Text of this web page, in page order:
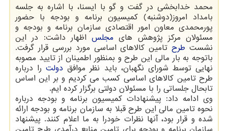
محمد خدابخشی در گفت و گو با ایسنا، با اشاره به جلسه
بامداد امروز(دوشنبه) کمیسیون برنامه و بودجه با حضور
پورمحمدی معاون امور اقتصادی سازمان برنامه و بودجه و
مسئولان مرکز پژوهش های مجلس اظهار داشت: در این
نشست طرحتامین کالاهای اساسی مورد بررسی قرار گرفت.
باتوجه به بار مالی این طرح و بمنظور اطمینان از تایید مصوبه
نهایی توسط شورای نگهبان، باید نظر موافق دولترا درباره
طرح تامین کالاهای اساسی کسب می کردیم و بر این اساس
تابحال جلساتی را با مسئولان دولتی برگزار کرده ایم.
وی ادامه داد: پیشنهادات کمیسیون برنامه و بودجه درباره
نحوه تامین مالی این طرح قبلا به سازمان برنامه و بودجه ارائه
شده و قرار بود، آنها نظرات خودرا به ما اعلام کنند. پیشنهاد